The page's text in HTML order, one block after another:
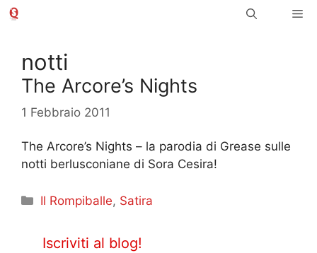
Vai
notti
The Arcore’s Nights
1 Febbraio 2011
The Arcore’s Nights – la parodia di Grease sulle
notti berlusconiane di Sora Cesira!
Categorie
Il Rompiballe, Satira
Iscriviti al blog!